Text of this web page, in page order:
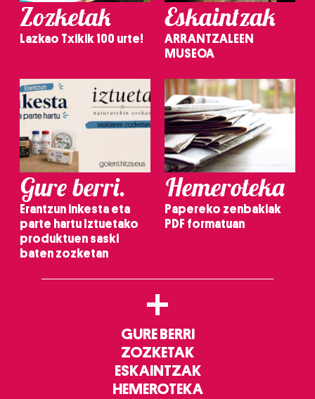
Zozketak
Lazkao Txikik 100 urte!
Eskaintzak
ARRANTZALEEN
MUSEOA
Gure berri.
Erantzun inkesta eta
parte hartu Iztuetako
produktuen saski
baten zozketan
Hemeroteka
Papereko zenbakiak
PDF formatuan
+
GURE BERRI
ZOZKETAK
ESKAINTZAK
HEMEROTEKA